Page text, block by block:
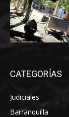
CATEGORÍAS
Judiciales
Barranquilla